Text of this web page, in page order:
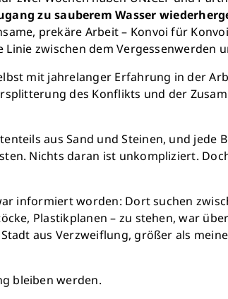
zu sauberem Wasser
prekäre Arbeit – Konvoi für
zwischen dem Vergessenwerden
mit jahrelanger Erfahrung in der
des Konflikts und der
aus Sand und Steinen, und
Nichts daran ist unkompliziert.
informiert worden: Dort suchen
Plastikplanen – zu stehen, war
aus Verzweiflung, größer als
bleiben werden.
Retten Sie
Schon 50 Cent am Tag
monatlich 25.000 Liter